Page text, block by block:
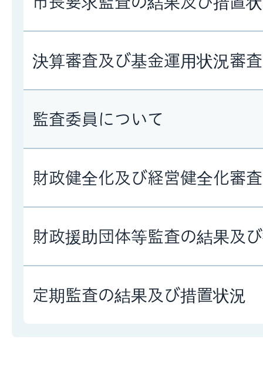
決算審査及び基金運用状況審査
監査委員について
財政健全化及び経営健全化審査
財政援助団体等監査の結果及
定期監査の結果及び措置状況